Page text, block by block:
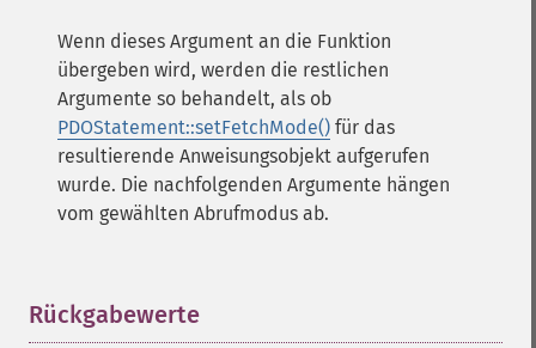
Wenn dieses Argument an die Funktion
übergeben wird, werden die restlichen
Argumente so behandelt, als ob
PDOStatement::setFetchMode() für das
resultierende Anweisungsobjekt aufgerufen
wurde. Die nachfolgenden Argumente hängen
vom gewählten Abrufmodus ab.
Rückgabewerte